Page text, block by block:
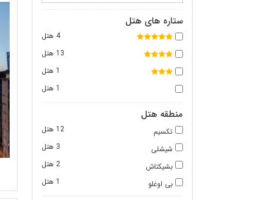
ستاره های هتل
4 هتل
13 هتل
1 هتل
1 هتل
منطقه هتل
تکسیم
12 هتل
شیشلی
3 هتل
بشیکتاش
2 هتل
بی اوغلو
1 هتل